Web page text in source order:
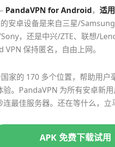
PandaVPN for Android， 适
安卓设备是来自三星/
，还是中兴/ZTE、联想/
保持匿名，自由上网。
家的 170 多个位置，帮助用
。PandaVPN 为所有安卓新
最佳服务器。还在等什么，立
APK 免费下载试用